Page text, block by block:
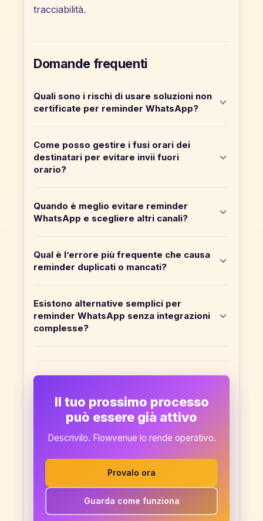
tracciabilità.
Domande frequenti
Quali sono i rischi di usare soluzioni non
certificate per reminder WhatsApp?
Come posso gestire i fusi orari dei
destinatari per evitare invii fuori
orario?
Quando è meglio evitare reminder
WhatsApp e scegliere altri canali?
Qual è l’errore più frequente che causa
reminder duplicati o mancati?
Esistono alternative semplici per
reminder WhatsApp senza integrazioni
complesse?
Il tuo prossimo processo
può essere già attivo
Descrivilo. Flowvenue lo rende operativo.
Provalo ora
Guarda come funziona